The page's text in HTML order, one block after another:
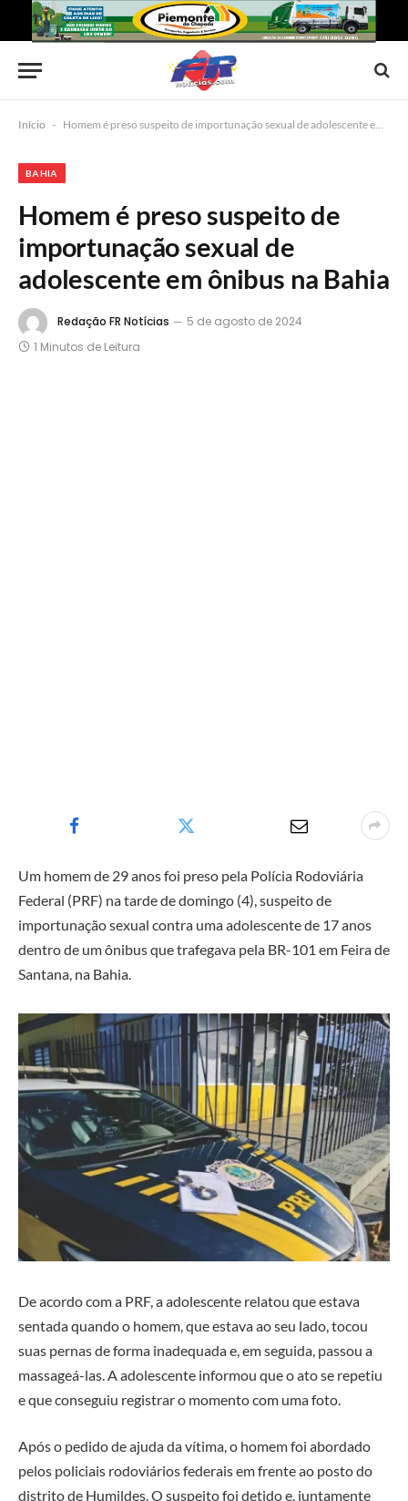
Início - Homem é preso suspeito de importunação sexual de adolescente em ônibus na Bahia
BAHIA
Homem é preso suspeito de
importunação sexual de
adolescente em ônibus na Bahia
Redação FR Notícias
5 de agosto de 2024
1 Minutos de Leitura
Um homem de 29 anos foi preso pela Polícia Rodoviária
Federal (PRF) na tarde de domingo (4), suspeito de
importunação sexual contra uma adolescente de 17 anos
dentro de um ônibus que trafegava pela BR-101 em Feira de
Santana, na Bahia.
De acordo com a PRF, a adolescente relatou que estava
sentada quando o homem, que estava ao seu lado, tocou
suas pernas de forma inadequada e, em seguida, passou a
massageá-las. A adolescente informou que o ato se repetiu
e que conseguiu registrar o momento com uma foto.
Após o pedido de ajuda da vítima, o homem foi abordado
pelos policiais rodoviários federais em frente ao posto do
distrito de Humildes. O suspeito foi detido e, juntamente